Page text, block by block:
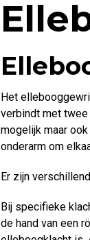
Het
verbindt met
mogelijk maar
onderarm om
Er zijn
Bij specifieke
de hand van een